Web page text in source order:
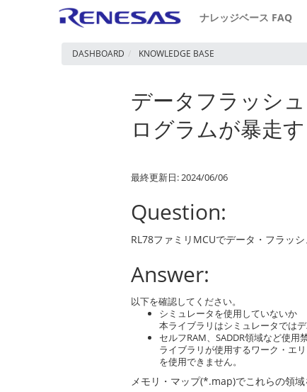
ナレッジベース FAQ
DASHBOARD KNOWLEDGE BASE
データフラッシ
ログラムが暴走
最終更新日: 2024/06/06
Question:
RL78ファミリMCUでデータ・フラッ
Answer:
以下を確認してください。
シミュレータを使用していないか
本ライブラリはシミュレータでは
セルフRAM、SADDR領域など使用
ライブラリが使用するワーク・エ
を使用できません。
メモリ・マップ(*.map)でこれらの領